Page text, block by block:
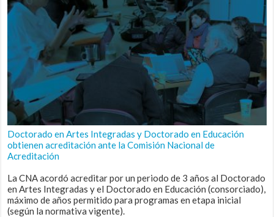
Doctorado en Artes Integradas y Doctorado en Educación
obtienen acreditación ante la Comisión Nacional de
Acreditación
La CNA acordó acreditar por un periodo de 3 años al Doctorado
en Artes Integradas y el Doctorado en Educación (consorciado),
máximo de años permitido para programas en etapa inicial
(según la normativa vigente).